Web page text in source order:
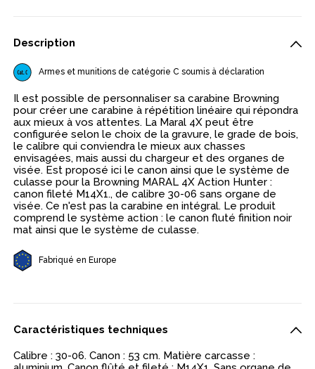
Description
Armes et munitions de catégorie C soumis à déclaration
Il est possible de personnaliser sa carabine Browning
pour créer une carabine à répétition linéaire qui répondra
aux mieux à vos attentes. La Maral 4X peut être
configurée selon le choix de la gravure, le grade de bois,
le calibre qui conviendra le mieux aux chasses
envisagées, mais aussi du chargeur et des organes de
visée. Est proposé ici le canon ainsi que le système de
culasse pour la Browning MARAL 4X Action Hunter :
canon fileté M14X1., de calibre 30-06 sans organe de
visée. Ce n'est pas la carabine en intégral. Le produit
comprend le système action : le canon fluté finition noir
mat ainsi que le système de culasse.
Fabriqué en Europe
Caractéristiques techniques
Calibre : 30-06. Canon : 53 cm. Matière carcasse :